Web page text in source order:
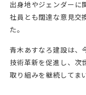
出身地やジェンダーに
社員とも闊達な意見交
た。
青木あすなろ建設は、
技術革新を促進し、次
取り組みを継続してま